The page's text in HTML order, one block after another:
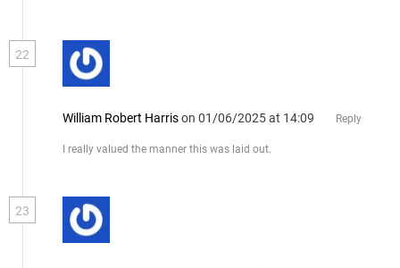
22
William Robert Harrison 01/06/2025 at 14:09 Reply
I really valued the manner this was laid out.
23